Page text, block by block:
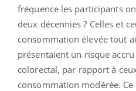
fréquence les participants
deux décennies ? Celles et
consommation élevée tout
présentaient un risque
colorectal, par rapport à
consommation modérée.